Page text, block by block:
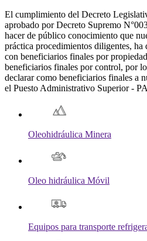
El cumplimiento del Decreto
aprobado por Decreto Supremo
hacer de público conocimiento que
práctica procedimientos diligentes, ha
con beneficiarios finales por
beneficiarios finales por control, por
declarar como beneficiarios finales a
el Puesto Administrativo Superior -
Oleohidráulica Minera
Oleo hidráulica Móvil
Equipos para transporte